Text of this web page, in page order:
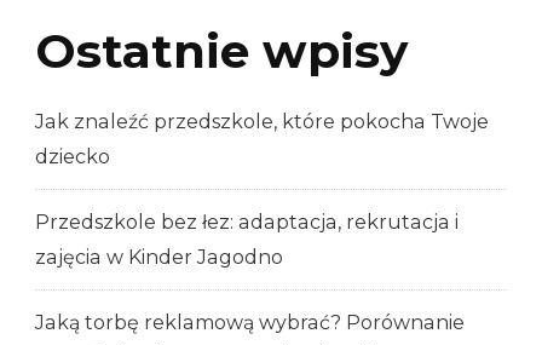
Ostatnie wpisy
Jak znaleźć przedszkole, które pokocha Twoje
dziecko
Przedszkole bez łez: adaptacja, rekrutacja i
zajęcia w Kinder Jagodno
Jaką torbę reklamową wybrać? Porównanie